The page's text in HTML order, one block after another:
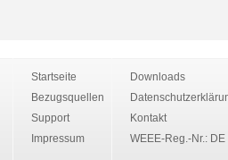
Startseite
Bezugsquellen
Support
Impressum
Downloads
Kontakt
WEEE-Reg.-Nr.: